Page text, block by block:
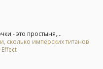
- это простыня,...
сколько имперских титанов